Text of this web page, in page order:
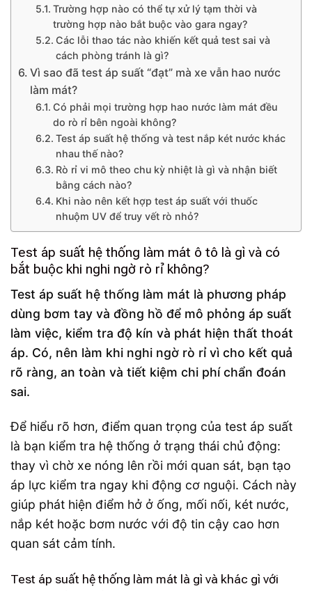
Trường hợp nào có thể tự xử lý tạm thời và
trường hợp nào bắt buộc vào gara ngay?
Các lỗi thao tác nào khiến kết quả test sai và
cách phòng tránh là gì?
Vì sao đã test áp suất “đạt” mà xe vẫn hao nước
làm mát?
Có phải mọi trường hợp hao nước làm mát đều
do rò rỉ bên ngoài không?
Test áp suất hệ thống và test nắp két nước khác
nhau thế nào?
Rò rỉ vi mô theo chu kỳ nhiệt là gì và nhận biết
bằng cách nào?
Khi nào nên kết hợp test áp suất với thuốc
nhuộm UV để truy vết rò nhỏ?
Test áp suất hệ thống làm mát ô tô là gì và có
bắt buộc khi nghi ngờ rò rỉ không?
Test áp suất hệ thống làm mát là phương pháp
dùng bơm tay và đồng hồ để mô phỏng áp suất
làm việc, kiểm tra độ kín và phát hiện thất thoát
áp. Có, nên làm khi nghi ngờ rò rỉ vì cho kết quả
rõ ràng, an toàn và tiết kiệm chi phí chẩn đoán
sai.
Để hiểu rõ hơn, điểm quan trọng của test áp suất
là bạn kiểm tra hệ thống ở trạng thái chủ động:
thay vì chờ xe nóng lên rồi mới quan sát, bạn tạo
áp lực kiểm tra ngay khi động cơ nguội. Cách này
giúp phát hiện điểm hở ở ống, mối nối, két nước,
nắp két hoặc bơm nước với độ tin cậy cao hơn
quan sát cảm tính.
Test áp suất hệ thống làm mát là gì và khác gì với